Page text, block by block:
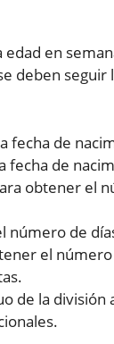
edad en
deben seguir
fecha de
fecha de
obtener el
número de
el
de la